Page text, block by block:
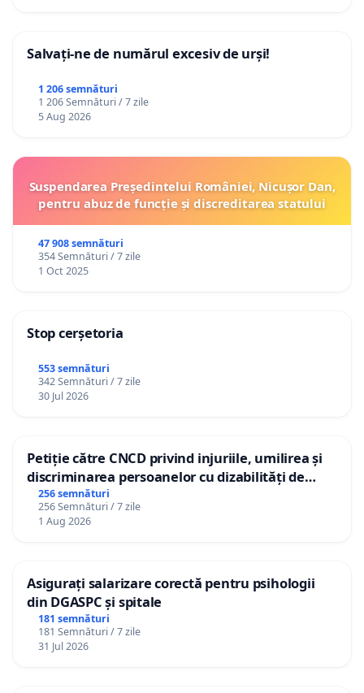
Salvați-ne de numărul excesiv de urși!
1 206 semnături
1 206 Semnături / 7 zile
5 Aug 2026
Suspendarea Președintelui României, Nicușor Dan,
pentru abuz de funcție și discreditarea statului
47 908 semnături
354 Semnături / 7 zile
1 Oct 2025
Stop cerșetoria
553 semnături
342 Semnături / 7 zile
30 Jul 2026
Petiție către CNCD privind injuriile, umilirea și
discriminarea persoanelor cu dizabilități de
către utilizatorul TikTok „Gorici”
256 semnături
256 Semnături / 7 zile
1 Aug 2026
Asigurați salarizare corectă pentru psihologii
din DGASPC și spitale
181 semnături
181 Semnături / 7 zile
31 Jul 2026